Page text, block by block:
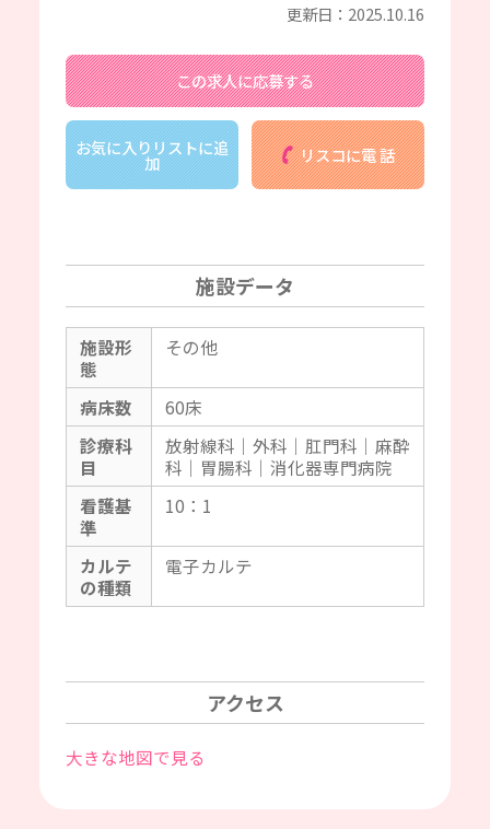
更新日：2025.10.16
この求人に応募する
お気に入りリストに追
加 リスコに電 話
施設データ
施設形
態
その他
病床数
60床
診療科
目
放射線科｜外科｜肛門科｜麻酔
科｜胃腸科｜消化器専門病院
看護基
準
10：1
カルテ
の種類
電子カルテ
アクセス
大きな地図で見る